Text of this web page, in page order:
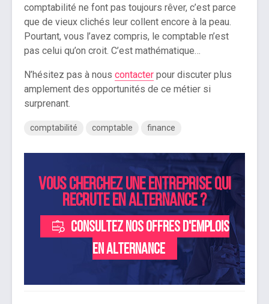
comptabilité ne font pas toujours rêver, c’est parce
que de vieux clichés leur collent encore à la peau.
Pourtant, vous l’avez compris, le comptable n’est
pas celui qu’on croit. C’est mathématique…
N’hésitez pas à nous contacter pour discuter plus
amplement des opportunités de ce métier si
surprenant.
comptabilité comptable finance
Vous cherchez une entreprise qui
recrute en alternance ?
Consultez nos offres d'emplois
en alternance